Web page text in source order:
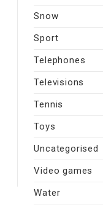
Snow
Sport
Telephones
Televisions
Tennis
Toys
Uncategorised
Video games
Water